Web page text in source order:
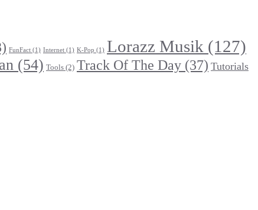
FunFact (1) Internet (1) K-Pop (1) Lorazz Musik (127)
(54) Tools (2) Track Of The Day (37) Tutorials